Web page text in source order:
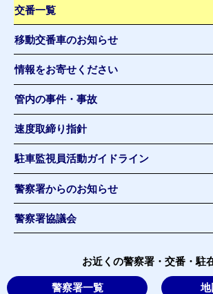
交番一覧
移動交番車のお知らせ
情報をお寄せください
管内の事件・事故
速度取締り指針
駐車監視員活動ガイドライン
警察署からのお知らせ
警察署協議会
お近くの警察署・交番・駐
警察署一覧 地